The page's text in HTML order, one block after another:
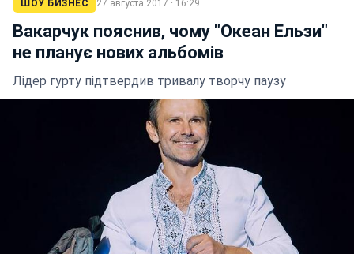
ШОУ БИЗНЕС 27 августа 2017 · 16:29
Вакарчук пояснив, чому "Океан Ельзи"
не планує нових альбомів
Лідер гурту підтвердив тривалу творчу паузу